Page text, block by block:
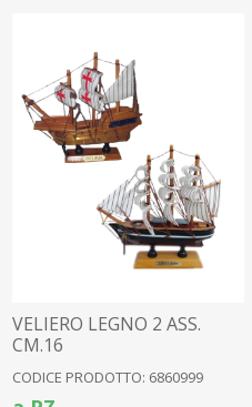
VELIERO LEGNO 2 ASS.
CM.16
CODICE PRODOTTO: 6860999